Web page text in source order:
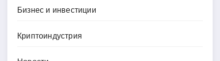
Бизнес и инвестиции
Криптоиндустрия